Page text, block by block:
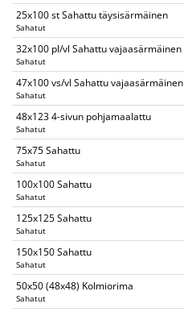
25x100 st Sahattu täysisärmäinen
Sahatut
32x100 pl/vl Sahattu vajaasärmäinen
Sahatut
47x100 vs/vl Sahattu vajaasärmäinen
Sahatut
48x123 4-sivun pohjamaalattu
Sahatut
75x75 Sahattu
Sahatut
100x100 Sahattu
Sahatut
125x125 Sahattu
Sahatut
150x150 Sahattu
Sahatut
50x50 (48x48) Kolmiorima
Sahatut